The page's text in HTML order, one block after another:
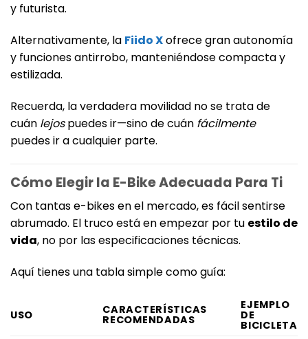
y futurista.
Alternativamente, la Fiido Xofrece gran autonomía
y funciones antirrobo, manteniéndose compacta y
estilizada.
Recuerda, la verdadera movilidad no se trata de
cuán lejospuedes ir—sino de cuán fácilmente
puedes ir a cualquier parte.
Cómo Elegir la E-Bike Adecuada Para Ti
Con tantas e-bikes en el mercado, es fácil sentirse
abrumado. El truco está en empezar por tu estilo de
vida, no por las especificaciones técnicas.
Aquí tienes una tabla simple como guía:
USO CARACTERÍSTICAS
RECOMENDADAS
EJEMPLO
DE
BICICLETA